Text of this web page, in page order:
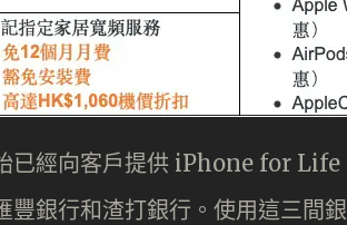
已經向客戶提供 iPhone for Life
豐銀行和渣打銀行。使用這三間